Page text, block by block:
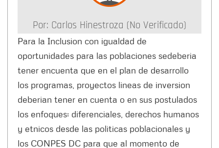
Por: Carlos Hinestroza (no Verificado)
Para la Inclusion con igualdad de
oportunidades para las poblaciones sedeberia
tener encuenta que en el plan de desarrollo
los programas, proyectos lineas de inversion
deberian tener en cuenta o en sus postulados
los enfoques: diferenciales, derechos humanos
y etnicos desde las politicas poblacionales y
los CONPES DC para que al momento de